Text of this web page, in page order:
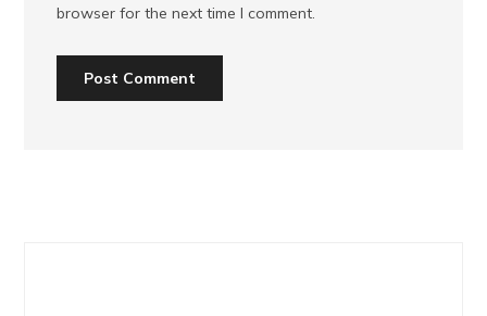
browser for the next time I comment.